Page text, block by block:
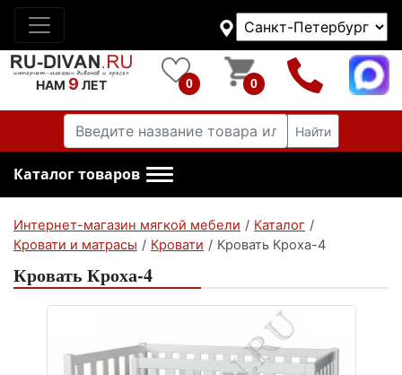
НАМ 9 ЛЕТ 0 0
Найти
Каталог товаров
Интернет-магазин мягкой мебели / Каталог /
Кровати и матрасы / Кровати / Кровать Кроха-4
Кровать Кроха-4